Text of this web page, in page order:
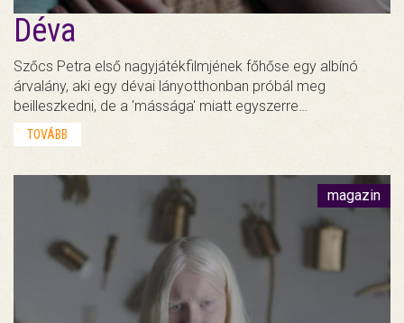
Déva
Szőcs Petra első nagyjátékfilmjének főhőse egy albínó
árvalány, aki egy dévai lányotthonban próbál meg
beilleszkedni, de a 'mássága' miatt egyszerre…
TOVÁBB
magazin